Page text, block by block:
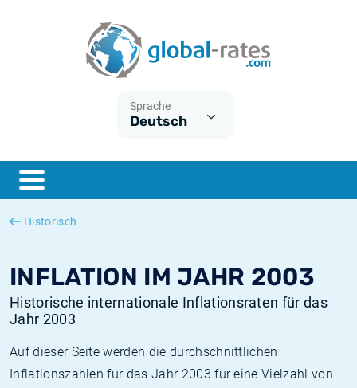
Sprache
Deutsch
Historisch
INFLATION IM JAHR 2003
Historische internationale Inflationsraten für das
Jahr 2003
Auf dieser Seite werden die durchschnittlichen
Inflationszahlen für das Jahr 2003 für eine Vielzahl von
ESTER
SONIA
Was ist die VPI-Inflation?
Was ist die HVPI-Inflation?
Deutsche inflation
Europäische inflation
Historische Euribor-Sätze
Historische ESTER-Sätze
Historische SOFR-Sätze
Historische SONIA-Sätze
Inflationsrechner